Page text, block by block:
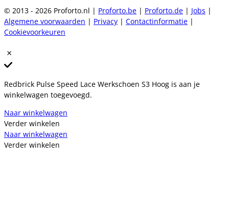
© 2013 - 2026 Proforto.nl | Proforto.be | Proforto.de | Jobs |
Algemene voorwaarden | Privacy | Contactinformatie |
Cookievoorkeuren
Redbrick Pulse Speed Lace Werkschoen S3 Hoog is aan je
winkelwagen toegevoegd.
Naar winkelwagen
Verder winkelen
Naar winkelwagen
Verder winkelen